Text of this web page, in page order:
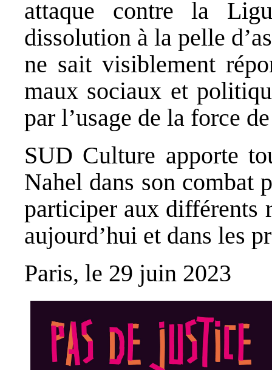
attaque contre la
dissolution à la pelle
ne sait visiblement
maux sociaux et
par l’usage de la force
SUD Culture apporte
Nahel dans son combat
participer aux différents
aujourd’hui et dans les
Paris, le 29 juin 2023